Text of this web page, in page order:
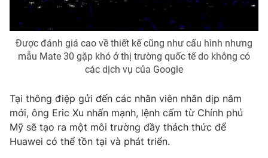
Photo Infographic
Video Shorts video
VTV Sức khoẻ Bất động sản
Được đánh giá cao về thiết kế cũng như cấu hình nhưng
mẫu Mate 30 gặp khó ở thị trường quốc tế do không có
các dịch vụ của Google
Tại thông điệp gửi đến các nhân viên nhân dịp năm
mới, ông Eric Xu nhấn mạnh, lệnh cấm từ Chính phủ
Mỹ sẽ tạo ra một môi trường đầy thách thức để
Huawei có thể tồn tại và phát triển.